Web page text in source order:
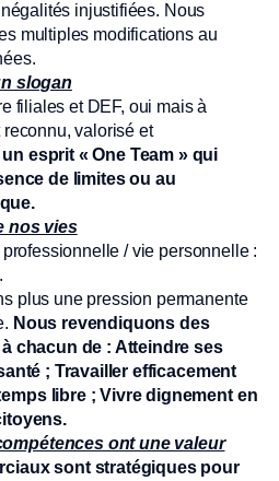
injustifiées. Nous
multiples modifications au
slogan
filiales et DEF, oui mais à
valorisé et
esprit « One Team » qui
de limites ou au
nos vies
/ vie personnelle :
plus une pression permanente
Nous revendiquons des
chacun de : Atteindre ses
; Travailler efficacement
libre ; Vivre dignement en
ont une valeur
sont stratégiques pour